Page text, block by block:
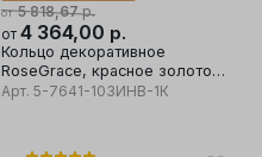
от 5 818,67р.
от 4 364,00 р.
Кольцо декоративное
RoseGrace, красное золото
585 проба
Арт. 5-7641-103ИНВ-1К